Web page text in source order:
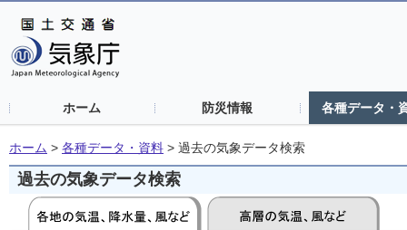
ホーム 防災情報 各種データ・
ホーム > 各種データ・資料 > 過去の気象データ検索
過去の気象データ検索